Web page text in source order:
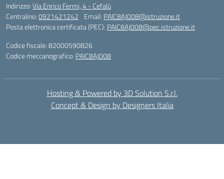
Indirizzo:Via Enrico Fermi, 4 - Cefalù
Centralino:0921421242 Email: PAIC8AJ008@istruzione.it
Posta elettronica certificata (PEC): PAIC8AJ008@pec.istruzione.it
Codice fiscale: 82000590826
Codice meccanografico: PAIC8AJ008
Hosting & Powered by 3D Solution S.r.l.
Concept & Design by Designers Italia